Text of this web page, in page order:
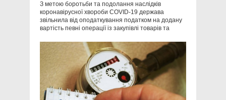
З метою боротьби та подолання наслідків
коронавірусної хвороби COVID-19 держава
звільнила від оподаткування податком на додану
вартість певні операції із закупівлі товарів та